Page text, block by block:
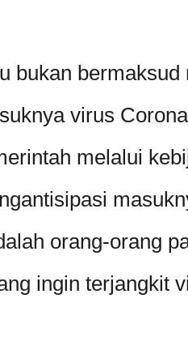
bukan
virus
melalui
orang-orang
ingin terjangkit